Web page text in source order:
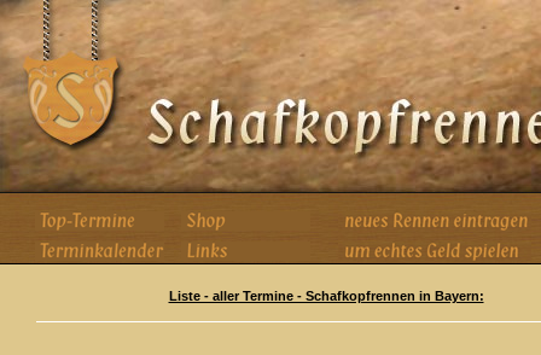
Liste - aller Termine - Schafkopfrennen in Bayern: